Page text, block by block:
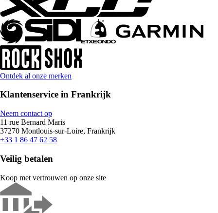
Ontdek al onze merken
Klantenservice in Frankrijk
Neem contact op
11 rue Bernard Maris
37270 Montlouis-sur-Loire, Frankrijk
+33 1 86 47 62 58
Veilig betalen
Koop met vertrouwen op onze site